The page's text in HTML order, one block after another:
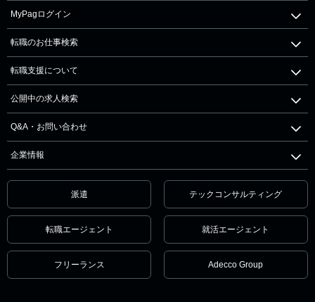
MyPagログイン
転職のお仕事検索
転職支援について
公開中の求人検索
Q&A・お問い合わせ
企業情報
派遣 テックコンサルティング
転職エージェント 就活エージェント
フリーランス Adecco Group